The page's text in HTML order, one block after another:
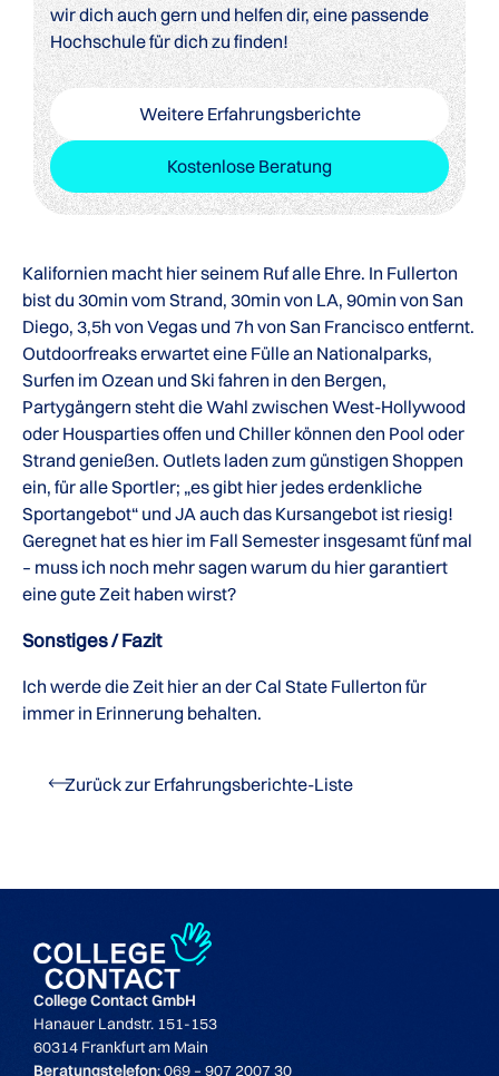
wir dich auch gern und helfen dir, eine passende
Hochschule für dich zu finden!
Weitere Erfahrungsberichte
Kostenlose Beratung
Kalifornien macht hier seinem Ruf alle Ehre. In Fullerton
bist du 30min vom Strand, 30min von LA, 90min von San
Diego, 3,5h von Vegas und 7h von San Francisco entfernt.
Outdoorfreaks erwartet eine Fülle an Nationalparks,
Surfen im Ozean und Ski fahren in den Bergen,
Partygängern steht die Wahl zwischen West-Hollywood
oder Housparties offen und Chiller können den Pool oder
Strand genießen. Outlets laden zum günstigen Shoppen
ein, für alle Sportler; „es gibt hier jedes erdenkliche
Sportangebot“ und JA auch das Kursangebot ist riesig!
Geregnet hat es hier im Fall Semester insgesamt fünf mal
– muss ich noch mehr sagen warum du hier garantiert
eine gute Zeit haben wirst?
Sonstiges / Fazit
Ich werde die Zeit hier an der Cal State Fullerton für
immer in Erinnerung behalten.
Zurück zur Erfahrungsberichte-Liste
College Contact GmbH
Hanauer Landstr. 151-153
60314 Frankfurt am Main
Beratungstelefon: 069 – 907 2007 30